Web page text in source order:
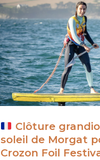
Clôture
soleil de Morgat
Crozon Foil